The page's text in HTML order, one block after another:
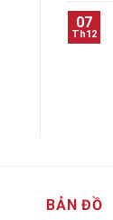
07
Th12
BẢN ĐỒ